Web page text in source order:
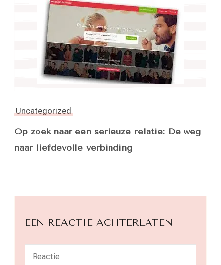
Uncategorized
Op zoek naar een serieuze relatie: De weg
naar liefdevolle verbinding
EEN REACTIE ACHTERLATEN